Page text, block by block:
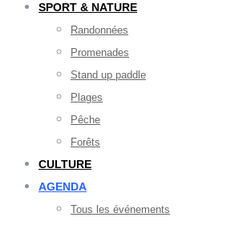
SPORT & NATURE
Randonnées
Promenades
Stand up paddle
Plages
Pêche
Forêts
CULTURE
AGENDA
Tous les événements